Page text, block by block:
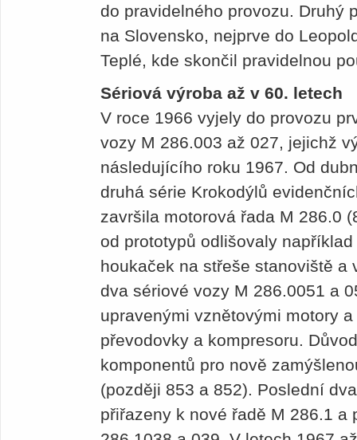
do pravidelného provozu. Druhý
na Slovensko, nejprve do
Teplé, kde skončil pravidelnou
Sériová výroba až v 60. letech
V roce 1966 vyjely do provozu
vozy M 286.003 až 027, jejichž
následujícího roku 1967. Od
druhá série Krokodýlů
završila motorová řada M 286.0
od prototypů odlišovaly
houkaček na střeše stanoviště
dva sériové vozy M 286.0051 a
upravenými vznětovými motory
převodovky a kompresoru.
komponentů pro nově
(později 853 a 852). Poslední
přiřazeny k nové řadě M 286.1 a